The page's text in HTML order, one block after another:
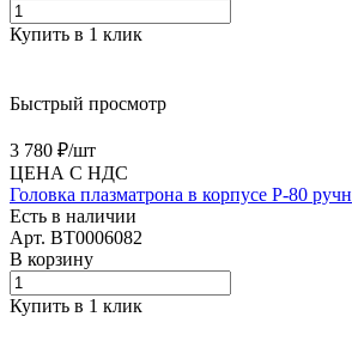
Купить в 1 клик
Быстрый просмотр
3 780 ₽/шт
ЦЕНА С НДС
Головка плазматрона в корпусе P-80 ручн
Есть в наличии
Арт. BT0006082
В корзину
Купить в 1 клик